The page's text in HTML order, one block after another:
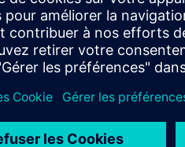
independientemente del
normativas específicas
podrán desviarse de las
básicos >